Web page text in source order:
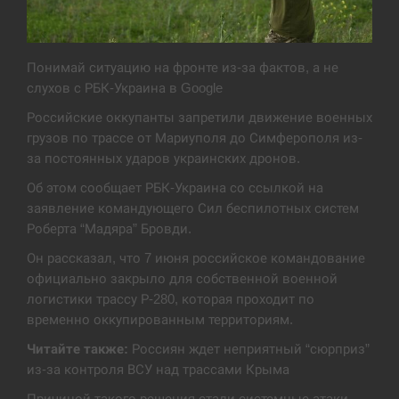
14:53
Экс-послу в США Стефанишиной вручили новое
подозрение и избирают меру…
СЕРПЕНЬ
У Росії розгортається ракетний підрозділ КНДР –
Reuters
СЕРПЕНЬ
14:23
Поставки ракет для ПВО сократились втрое,
хотя у партнеров они…
СЕРПЕНЬ
14:10
У Румунії затоплять чотири баржі для
СЕРПЕНЬ
Понимай ситуацию на фронте из-за фактов, а не
слухов с РБК-Украина в Google
Российские оккупанты запретили движение военных
грузов по трассе от Мариуполя до Симферополя из-
за постоянных ударов украинских дронов.
Об этом сообщает РБК-Украина со ссылкой на
заявление командующего Сил беспилотных систем
Роберта “Мадяра” Бровди.
Он рассказал, что 7 июня российское командование
официально закрыло для собственной военной
логистики трассу Р-280, которая проходит по
временно оккупированным территориям.
Читайте также: Россиян ждет неприятный “сюрприз”
из-за контроля ВСУ над трассами Крыма